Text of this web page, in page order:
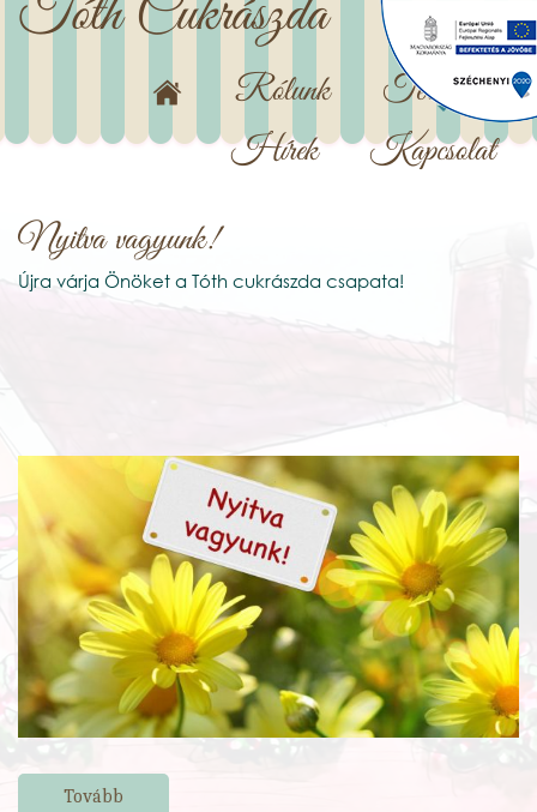
Tóth Cukrászda
Rólunk
Termékek
Hírek
Kapcsolat
Nyitva vagyunk!
Újra várja Önöket a Tóth cukrászda csapata!
Tovább